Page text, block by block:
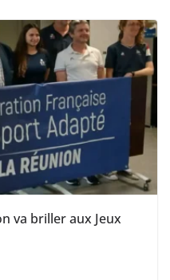
va briller aux Jeux